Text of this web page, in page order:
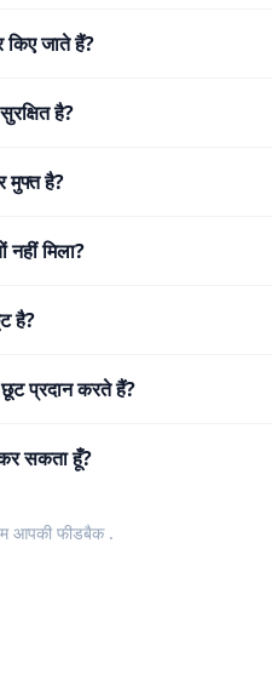
किए जाते हैं?
है?
मुफ्त है?
नहीं मिला?
है?
प्रदान करते हैं?
सकता हूँ?
आपकी फीडबैक.